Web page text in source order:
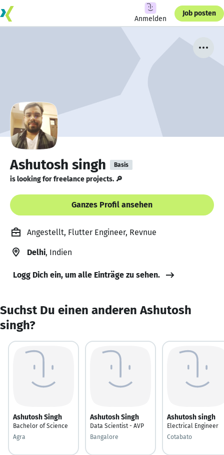
Anmelden
Job posten
Ashutosh singh Basis
is looking for freelance projects. 🔎
Ganzes Profil ansehen
Angestellt, Flutter Engineer, Revnue
Delhi, Indien
Logg Dich ein, um alle Einträge zu sehen.
Suchst Du einen anderen Ashutosh
singh?
Ashutosh Singh
Bachelor of Science
Agra
Ashutosh Singh
Data Scientist - AVP
Bangalore
Ashutosh singh
Electrical Engineer
Cotabato